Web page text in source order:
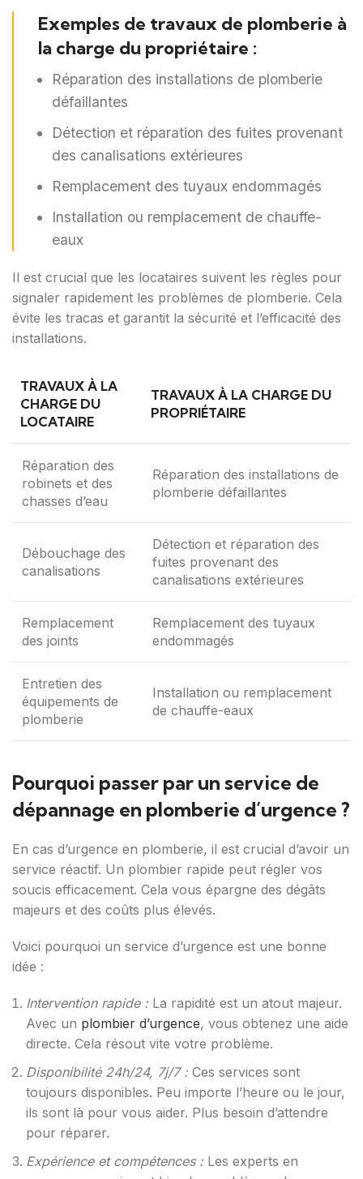
Exemples de travaux de plomberie à
la charge du propriétaire :
Réparation des installations de plomberie
défaillantes
Détection et réparation des fuites provenant
des canalisations extérieures
Remplacement des tuyaux endommagés
Installation ou remplacement de chauffe-
eaux
Il est crucial que les locataires suivent les règles pour
signaler rapidement les problèmes de plomberie. Cela
évite les tracas et garantit la sécurité et l’efficacité des
installations.
TRAVAUX À LA
CHARGE DU
LOCATAIRE
TRAVAUX À LA CHARGE DU
PROPRIÉTAIRE
Réparation des
robinets et des
chasses d’eau
Réparation des installations de
plomberie défaillantes
Débouchage des
canalisations
Détection et réparation des
fuites provenant des
canalisations extérieures
Remplacement
des joints
Remplacement des tuyaux
endommagés
Entretien des
équipements de
plomberie
Installation ou remplacement
de chauffe-eaux
Pourquoi passer par un service de
dépannage en plomberie d’urgence ?
En cas d’urgence en plomberie, il est crucial d’avoir un
service réactif. Un plombier rapide peut régler vos
soucis efficacement. Cela vous épargne des dégâts
majeurs et des coûts plus élevés.
Voici pourquoi un service d’urgence est une bonne
idée :
Intervention rapide : La rapidité est un atout majeur.
Avec un plombier d’urgence, vous obtenez une aide
directe. Cela résout vite votre problème.
Disponibilité 24h/24, 7j/7 : Ces services sont
toujours disponibles. Peu importe l’heure ou le jour,
ils sont là pour vous aider. Plus besoin d’attendre
pour réparer.
Expérience et compétences : Les experts en